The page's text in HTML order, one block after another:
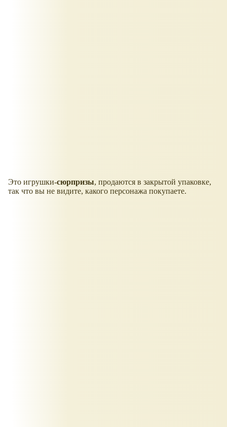
Это игрушки-сюрпризы, продаются в закрытой упаковке,
так что вы не видите, какого персонажа покупаете.